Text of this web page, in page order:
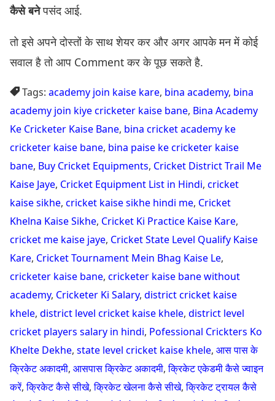
कैसे बनेपसंद आई.
तो इसे अपने दोस्तों के साथ शेयर कर और अगर आपके मन में कोई
सवाल है तो आप Comment कर के पूछ सकते है.
Tags: academy join kaise kare, bina academy, bina
academy join kiye cricketer kaise bane, Bina Academy
Ke Cricketer Kaise Bane, bina cricket academy ke
cricketer kaise bane, bina paise ke cricketer kaise
bane, Buy Cricket Equipments, Cricket District Trail Me
Kaise Jaye, Cricket Equipment List in Hindi, cricket
kaise sikhe, cricket kaise sikhe hindi me, Cricket
Khelna Kaise Sikhe, Cricket Ki Practice Kaise Kare,
cricket me kaise jaye, Cricket State Level Qualify Kaise
Kare, Cricket Tournament Mein Bhag Kaise Le,
cricketer kaise bane, cricketer kaise bane without
academy, Cricketer Ki Salary, district cricket kaise
khele, district level cricket kaise khele, district level
cricket players salary in hindi, Pofessional Crickters Ko
Khelte Dekhe, state level cricket kaise khele, आस पास के
क्रिकेट अकादमी, आसपास क्रिकेट अकादमी,क्रिकेट एकेडमी कैसे ज्वाइन
करें,क्रिकेट कैसे सीखे,क्रिकेट खेलना कैसे सीखे,क्रिकेट ट्रायल कैसे